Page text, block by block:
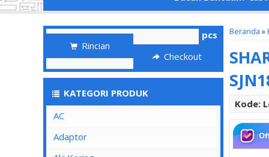
Beranda »
Kode:
pcs
Rincian
Checkout
KATEGORI PRODUK
AC
Adaptor